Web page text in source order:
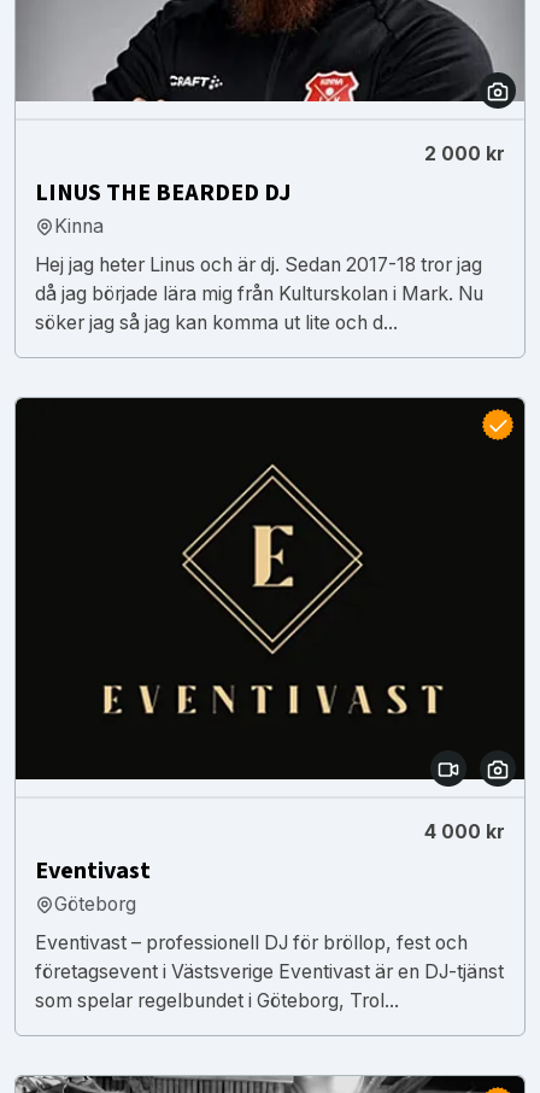
2 000 kr
LINUS THE BEARDED DJ
Kinna
Hej jag heter Linus och är dj. Sedan 2017-18 tror jag
då jag började lära mig från Kulturskolan i Mark. Nu
söker jag så jag kan komma ut lite och d...
4 000 kr
Eventivast
Göteborg
Eventivast – professionell DJ för bröllop, fest och
företagsevent i Västsverige Eventivast är en DJ-tjänst
som spelar regelbundet i Göteborg, Trol...